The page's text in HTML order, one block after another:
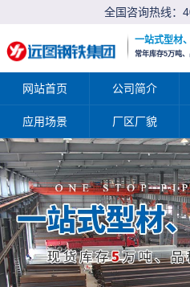
全国咨询热线：
一站式型材
常年库存5万吨
网站首页 公司简介
应用场景 厂区厂貌